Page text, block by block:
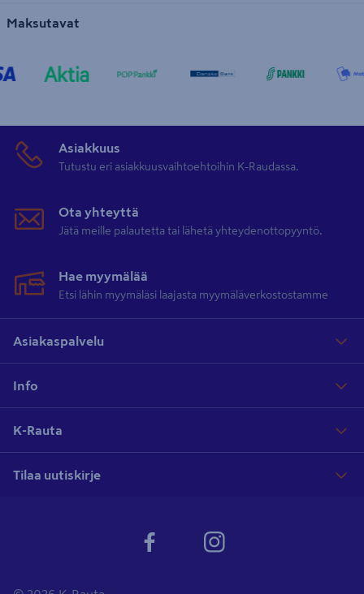
Maksutavat
Asiakkuus
Tutustu eri asiakkuusvaihtoehtoihin K-Raudassa.
Ota yhteyttä
Jätä meille palautetta tai lähetä yhteydenottopyyntö.
Hae myymälää
Etsi lähin myymäläsi laajasta myymäläverkostostamme
Asiakaspalvelu
Info
K-Rauta
Tilaa uutiskirje